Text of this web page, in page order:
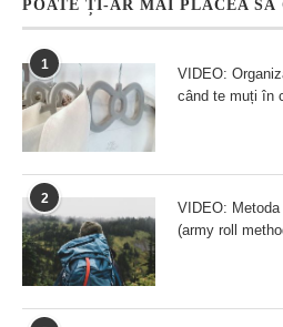
POATE ȚI-AR MAI PLĂCEA SĂ
1
VIDEO:
când te muți în
2
VIDEO:
(army roll